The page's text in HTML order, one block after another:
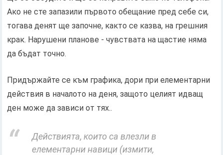
Ако не сте запазили първото обещание пред себе си,
тогава денят ще започне, както се казва, на грешния
крак. Нарушени планове - чувствата на щастие няма
да бъдат точно.
Придържайте се към графика, дори при елементарни
действия в началото на деня, защото целият идващ
ден може да зависи от тях..
Действията, които са влезли в
елементарни навици (измити,